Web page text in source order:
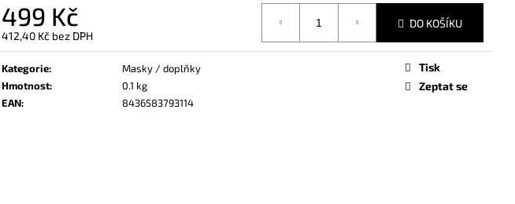
499 Kč
412,40 Kč bez DPH
Měrná
cena:
DO KOŠÍKU
Kategorie:
Masky / doplňky
Hmotnost:
0.1 kg
EAN: 8436583793114
Tisk
Zeptat se
189 Kč